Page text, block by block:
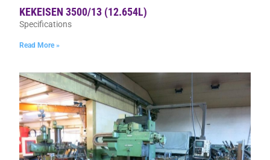
KEKEISEN 3500/13 (12.654L)
Specifications
Read More »